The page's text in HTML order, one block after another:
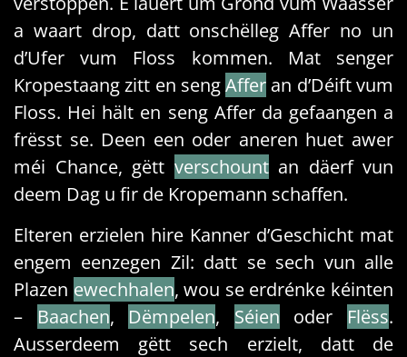
a waart drop, datt onschëlleg Affer no un
d’Ufer vum Floss kommen. Mat senger
Kropestaang zitt en sengAffer an d’Déift vum
Floss. Hei hält en seng Affer da gefaangen a
frësst se. Deen een oder aneren huet awer
méi Chance, gëtt verschountan däerf vun
deem Dag u fir de Kropemann schaffen.
Elteren erzielen hire Kanner d’Geschicht mat
engem eenzegen Zil: datt se sech vun alle
Plazen ewechhalen, wou se erdrénke kéinten
– Baachen, Dëmpelen, Séien oder Flëss.
Ausserdeem gëtt sech erzielt, datt de